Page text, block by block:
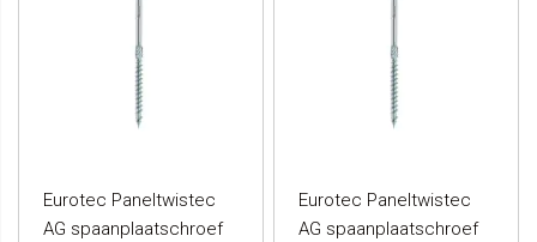
Eurotec Paneltwistec
AG spaanplaatschroef
Eurotec Paneltwistec
AG spaanplaatschroef